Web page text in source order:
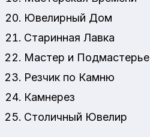
Ювелирный Дом
Старинная Лавка
Мастер и Подмастерье
Резчик по Камню
Камнерез
Столичный Ювелир